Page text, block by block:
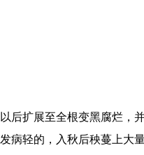
后扩展至全根变黑腐烂，
病轻的，入秋后秧蔓上大